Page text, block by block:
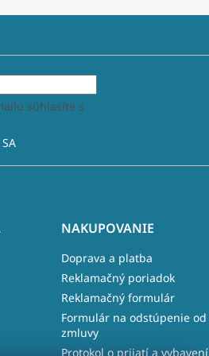
súhlasíte s
NAKUPOVANIE
Doprava a platba
Reklamačný poriadok
Reklamačný formulár
Formulár na odstúpenie od
zmluvy
Protokol o prijatí a vybavení